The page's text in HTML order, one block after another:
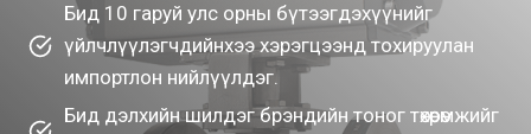
Бид 10 гаруй улс орны бүтээгдэхүүнийг
үйлчлүүлэгчдийнхээ хэрэгцээнд тохируулан
импортлон нийлүүлдэг.
Бид дэлхийн шилдэг брэндийн тоног төхөөрөмжийг